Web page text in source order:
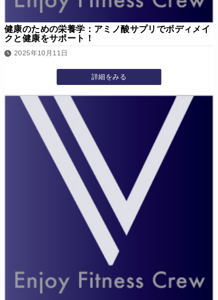
健康のための栄養学：アミノ酸サプリでボディメイ
クと健康をサポート！
2025年10月11日
詳細をみる